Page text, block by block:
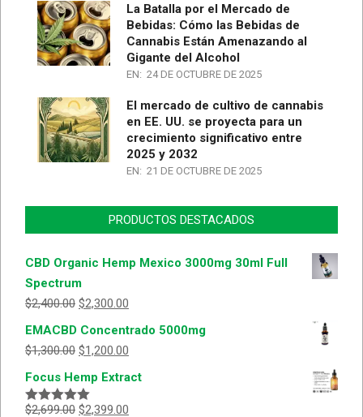
La Batalla por el Mercado de
Bebidas: Cómo las Bebidas de
Cannabis Están Amenazando al
Gigante del Alcohol
EN: 24 DE OCTUBRE DE 2025
El mercado de cultivo de cannabis
en EE. UU. se proyecta para un
crecimiento significativo entre
2025 y 2032
EN: 21 DE OCTUBRE DE 2025
PRODUCTOS DESTACADOS
CBD Organic Hemp Mexico 3000mg 30ml Full
Spectrum
$2,400.00 $2,300.00
EMACBD Concentrado 5000mg
$1,300.00 $1,200.00
Focus Hemp Extract
Valorado
$2,699.00 $2,399.00